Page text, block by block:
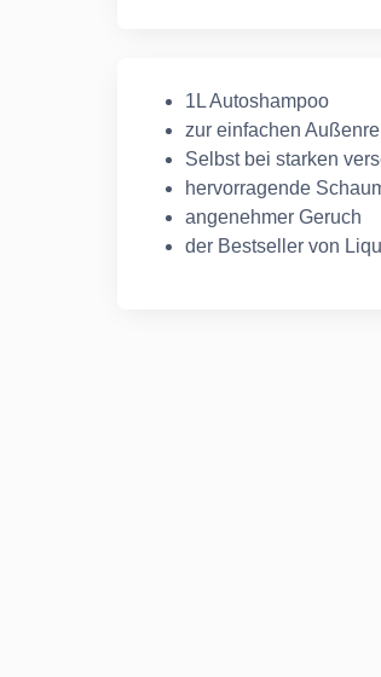
1L Autoshampoo
zur einfachen
Selbst bei starken
hervorragende
angenehmer Geruch
der Bestseller von